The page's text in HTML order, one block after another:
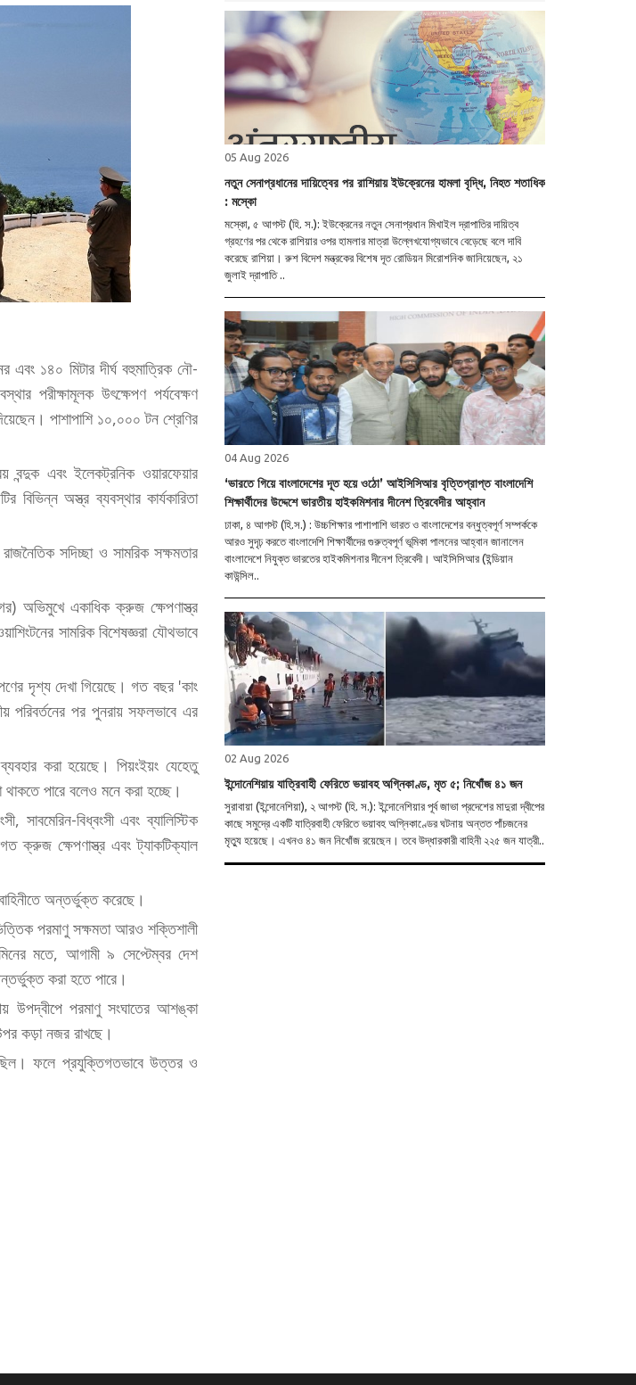
১৪০ মিটার দীর্ঘ বহুমাত্রিক নৌ-
পরীক্ষামূলক উৎক্ষেপণ পর্যবেক্ষণ
পাশাপাশি ১০,০০০ টন শ্রেণির
বন্দুক এবং ইলেকট্রনিক ওয়ারফেয়ার
বিভিন্ন অস্ত্র ব্যবস্থার কার্যকারিতা
সদিচ্ছা ও সামরিক সক্ষমতার
অভিমুখে একাধিক ক্রুজ ক্ষেপণাস্ত্র
সামরিক বিশেষজ্ঞরা যৌথভাবে
দৃশ্য দেখা গিয়েছে। গত বছর 'কাং
পরিবর্তনের পর পুনরায় সফলভাবে এর
করা হয়েছে। পিয়ংইয়ং যেহেতু
পারে বলেও মনে করা হচ্ছে।
বিধ্বংসী এবং ব্যালিস্টিক
ক্রুজ ক্ষেপণাস্ত্র এবং ট্যাকটিক্যাল
অন্তর্ভুক্ত করেছে।
পরমাণু সক্ষমতা আরও শক্তিশালী
মতে, আগামী ৯ সেপ্টেম্বর দেশ
করা হতে পারে।
উপদ্বীপে পরমাণু সংঘাতের আশঙ্কা
কড়া নজর রাখছে।
ফলে প্রযুক্তিগতভাবে উত্তর ও
05 Aug 2026
নতুন সেনাপ্রধানের দায়িত্বের পর রাশিয়ায় ইউক্রেনের হামলা বৃদ্ধি, নিহত শতাধিক
: মস্কো
মস্কো, ৫ আগস্ট (হি. স.): ইউক্রেনের নতুন সেনাপ্রধান মিখাইল দ্রাপাতির দায়িত্ব
গ্রহণের পর থেকে রাশিয়ার ওপর হামলার মাত্রা উল্লেখযোগ্যভাবে বেড়েছে বলে দাবি
করেছে রাশিয়া। রুশ বিদেশ মন্ত্রকের বিশেষ দূত রোডিয়ন মিরোশনিক জানিয়েছেন, ২১
জুলাই দ্রাপাতি ..
04 Aug 2026
‘ভারতে গিয়ে বাংলাদেশের দূত হয়ে ওঠো’ আইসিসিআর বৃত্তিপ্রাপ্ত বাংলাদেশি
শিক্ষার্থীদের উদ্দেশে ভারতীয় হাইকমিশনার দীনেশ ত্রিবেদীর আহ্বান
ঢাকা, ৪ আগস্ট (হি.স.) : উচ্চশিক্ষার পাশাপাশি ভারত ও বাংলাদেশের বন্ধুত্বপূর্ণ সম্পর্ককে
আরও সুদৃঢ় করতে বাংলাদেশি শিক্ষার্থীদের গুরুত্বপূর্ণ ভূমিকা পালনের আহ্বান জানালেন
বাংলাদেশে নিযুক্ত ভারতের হাইকমিশনার দীনেশ ত্রিবেদী। আইসিসিআর (ইন্ডিয়ান
কাউন্সিল..
02 Aug 2026
ইন্দোনেশিয়ায় যাত্রিবাহী ফেরিতে ভয়াবহ অগ্নিকাণ্ড, মৃত ৫; নিখোঁজ ৪১ জন
সুরাবায়া (ইন্দোনেশিয়া), ২ আগস্ট (হি. স.): ইন্দোনেশিয়ার পূর্ব জাভা প্রদেশের মাদুরা দ্বীপের
কাছে সমুদ্রে একটি যাত্রিবাহী ফেরিতে ভয়াবহ অগ্নিকাণ্ডের ঘটনায় অন্তত পাঁচজনের
মৃত্যু হয়েছে। এখনও ৪১ জন নিখোঁজ রয়েছেন। তবে উদ্ধারকারী বাহিনী ২২৫ জন যাত্রী..